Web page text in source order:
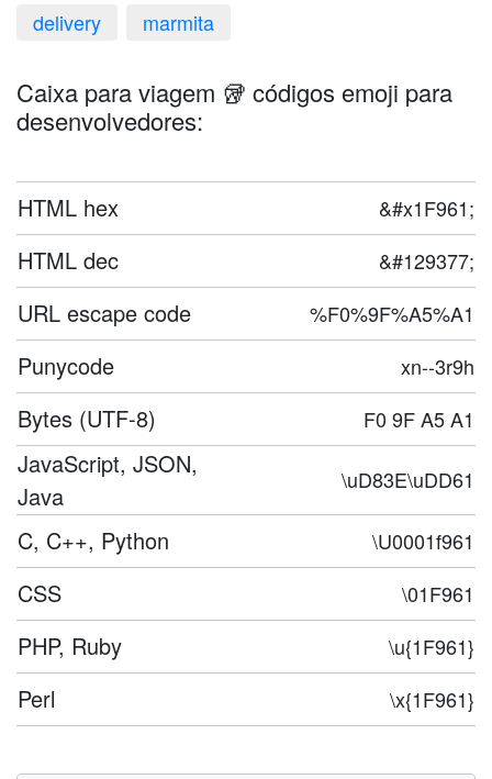
delivery marmita
Caixa para viagem 🥡 códigos emoji para
desenvolvedores:
HTML hex &#x1F961;
HTML dec &#129377;
URL escape code %F0%9F%A5%A1
Punycode xn--3r9h
Bytes (UTF-8) F0 9F A5 A1
JavaScript, JSON,
Java
\uD83E\uDD61
C, C++, Python \U0001f961
CSS \01F961
PHP, Ruby \u{1F961}
Perl \x{1F961}